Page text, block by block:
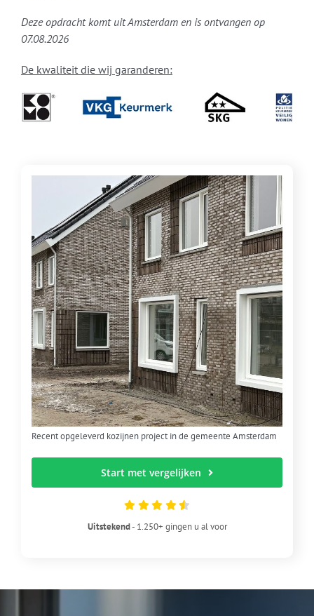
Deze opdracht komt uit Amsterdam en is ontvangen op
07.08.2026
De kwaliteit die wij garanderen:
Recent opgeleverd kozijnen project in de gemeente Amsterdam
Start met vergelijken
Uitstekend- 1.250+ gingen u al voor